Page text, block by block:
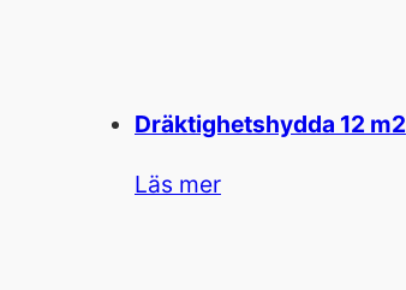
Dräktighetshydda 12 m2
Läs mer